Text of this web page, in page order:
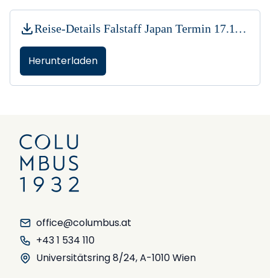
Reise-Details Falstaff Japan Termin 17.11..pdf
Herunterladen
office@columbus.at
+43 1 534 110
Universitätsring 8/24, A-1010 Wien